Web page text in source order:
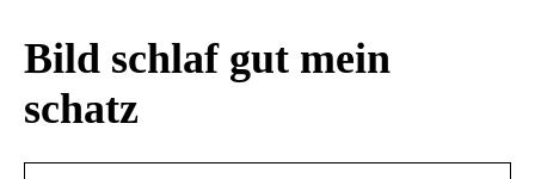
Bild schlaf gut mein
schatz